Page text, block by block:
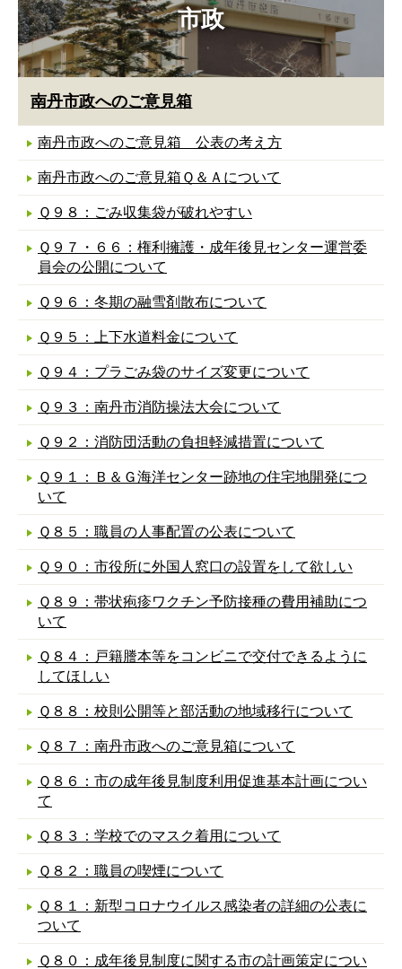
市政
南丹市政へのご意見箱
南丹市政へのご意見箱 公表の考え方
南丹市政へのご意見箱Ｑ＆Ａについて
Ｑ９８：ごみ収集袋が破れやすい
Ｑ９７・６６：権利擁護・成年後見センター運営委
員会の公開について
Ｑ９６：冬期の融雪剤散布について
Ｑ９５：上下水道料金について
Ｑ９４：プラごみ袋のサイズ変更について
Ｑ９３：南丹市消防操法大会について
Ｑ９２：消防団活動の負担軽減措置について
Ｑ９１：Ｂ＆Ｇ海洋センター跡地の住宅地開発につ
いて
Ｑ８５：職員の人事配置の公表について
Ｑ９０：市役所に外国人窓口の設置をして欲しい
Ｑ８９：帯状疱疹ワクチン予防接種の費用補助につ
いて
Ｑ８４：戸籍謄本等をコンビニで交付できるように
してほしい
Ｑ８８：校則公開等と部活動の地域移行について
Ｑ８７：南丹市政へのご意見箱について
Ｑ８６：市の成年後見制度利用促進基本計画につい
て
Ｑ８３：学校でのマスク着用について
Ｑ８２：職員の喫煙について
Ｑ８１：新型コロナウイルス感染者の詳細の公表に
ついて
Ｑ８０：成年後見制度に関する市の計画策定につい